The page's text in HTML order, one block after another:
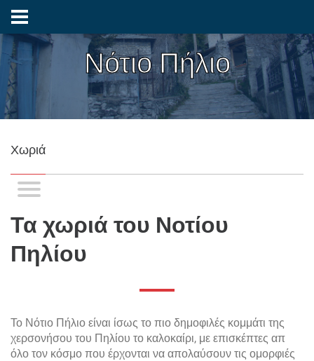
Νότιο Πήλιο
Χωριά
Τα χωριά του Νοτίου
Πηλίου
Το Νότιο Πήλιο είναι ίσως το πιο δημοφιλές κομμάτι της
χερσονήσου του Πηλίου το καλοκαίρι, με επισκέπτες απ
όλο τον κόσμο που έρχονται να απολαύσουν τις ομορφιές